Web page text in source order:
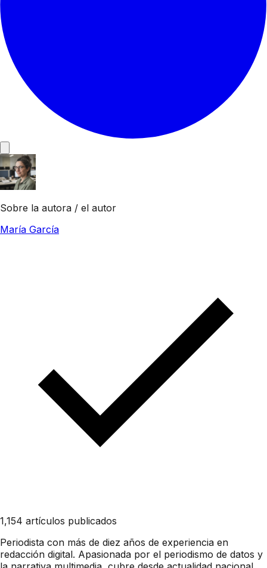
Sobre la autora / el autor
María García
1,154 artículos publicados
Periodista con más de diez años de experiencia en
redacción digital. Apasionada por el periodismo de datos y